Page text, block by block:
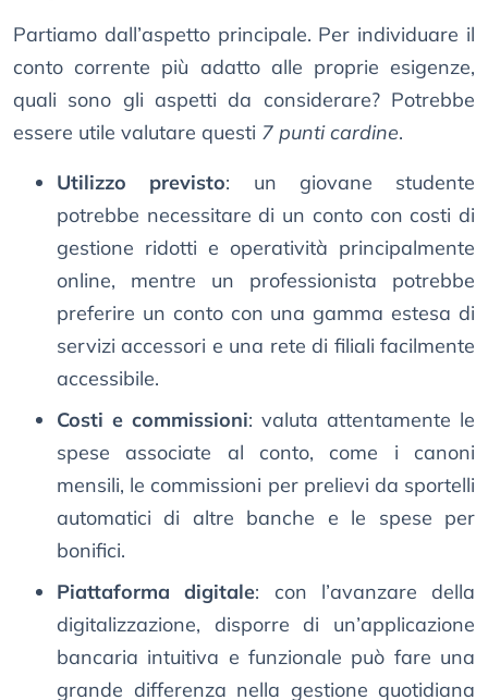
Partiamo dall’aspetto principale. Per individuare il
conto corrente più adatto alle proprie esigenze,
quali sono gli aspetti da considerare? Potrebbe
essere utile valutare questi 7 punti cardine.
Utilizzo previsto: un giovane studente
potrebbe necessitare di un conto con costi di
gestione ridotti e operatività principalmente
online, mentre un professionista potrebbe
preferire un conto con una gamma estesa di
servizi accessori e una rete di filiali facilmente
accessibile.
Costi e commissioni: valuta attentamente le
spese associate al conto, come i canoni
mensili, le commissioni per prelievi da sportelli
automatici di altre banche e le spese per
bonifici.
Piattaforma digitale: con l’avanzare della
digitalizzazione, disporre di un’applicazione
bancaria intuitiva e funzionale può fare una
grande differenza nella gestione quotidiana